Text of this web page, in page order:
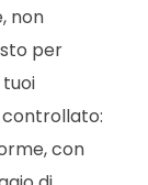
non
per
con